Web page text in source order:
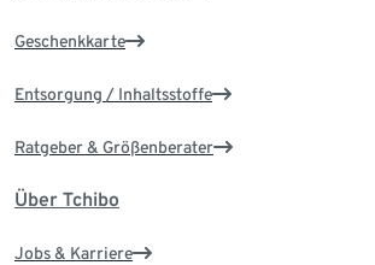
Geschenkkarte
Entsorgung / Inhaltsstoffe
Ratgeber & Größenberater
Über Tchibo
Jobs & Karriere